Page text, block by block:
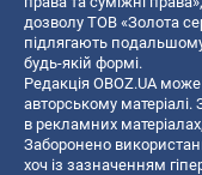
дозволу ТОВ «Золота
підлягають
будь-якій формі.
Редакція OBOZ.UA
авторському матеріалі.
в рекламних
Заборонено
хоч із зазначенням